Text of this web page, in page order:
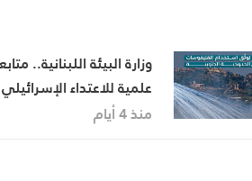
وزارة البيئة اللبنانية..
علمية للاعتداء الإسرائيلي
بالمبيدات
منذ 4 أيام